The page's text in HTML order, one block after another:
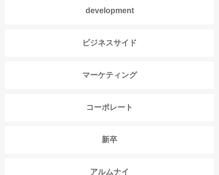
development
ビジネスサイド
マーケティング
コーポレート
新卒
アルムナイ